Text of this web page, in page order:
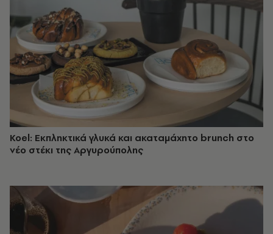
Koel: Εκπληκτικά γλυκά και ακαταμάχητο brunch στο
νέο στέκι της Αργυρούπολης